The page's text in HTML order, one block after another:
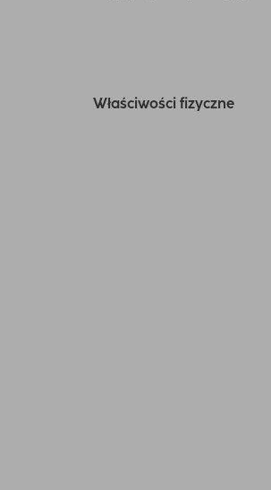
Właściwości fizyczne